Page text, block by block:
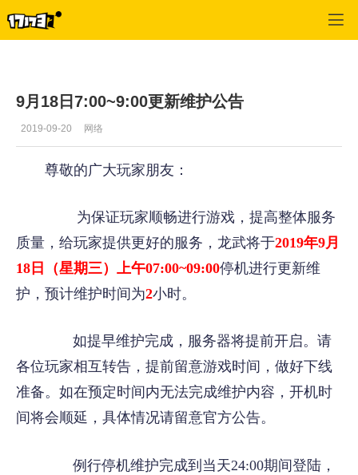
9月18日7:00~9:00更新维护公告
2019-09-20 网络
尊敬的广大玩家朋友：
为保证玩家顺畅进行游戏，提高整体服务
质量，给玩家提供更好的服务，龙武将于2019年9月
18日（星期三）上午07:00~09:00停机进行更新维
护，预计维护时间为2小时。
如提早维护完成，服务器将提前开启。请
各位玩家相互转告，提前留意游戏时间，做好下线
准备。如在预定时间内无法完成维护内容，开机时
间将会顺延，具体情况请留意官方公告。
例行停机维护完成到当天24:00期间登陆，